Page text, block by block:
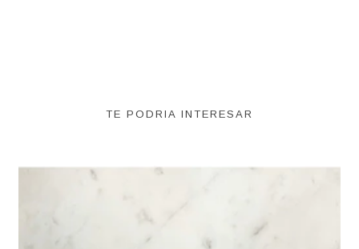
TE PODRIA INTERESAR